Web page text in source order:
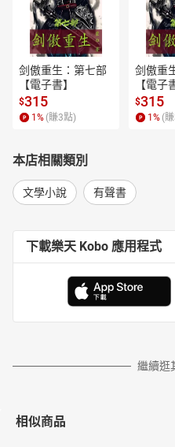
剑傲重生：第七部
【電子書】
$315
1 % (賺3點)
剑傲重
【電子
$315
1 % (賺
本店相關類別
文學小說 有聲書
下載樂天 Kobo 應用程式
繼續逛
相似商品